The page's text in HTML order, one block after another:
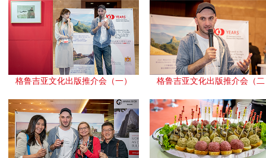
格鲁吉亚文化出版推介会（一） 格鲁吉亚文化出版推介会（二